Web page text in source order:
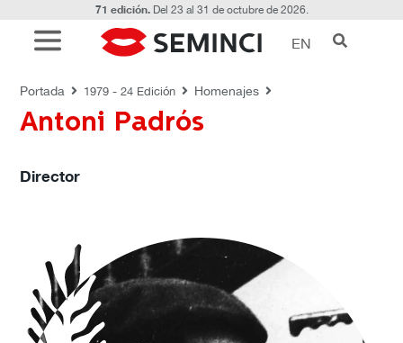
71 edición.Del 23 al 31 de octubre de 2026.
EN
Portada 1979 - 24 Edición Homenajes
Antoni Padrós
Director
HOMENAJES